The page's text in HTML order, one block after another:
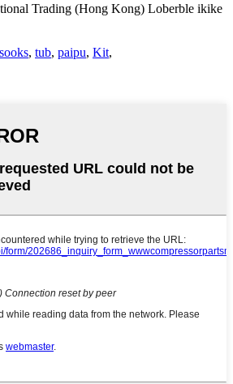
Trading (Hong Kong) Loberble ikike
sooks, tub, paipu, Kit,